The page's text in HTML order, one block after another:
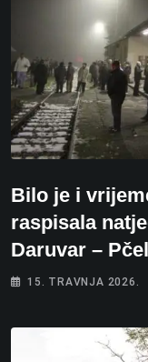
Bilo je i
raspisala
Daruvar –
15. TRAVNJA 2026.